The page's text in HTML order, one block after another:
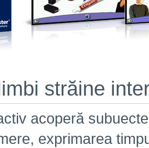
străine
acoperă
exprimarea